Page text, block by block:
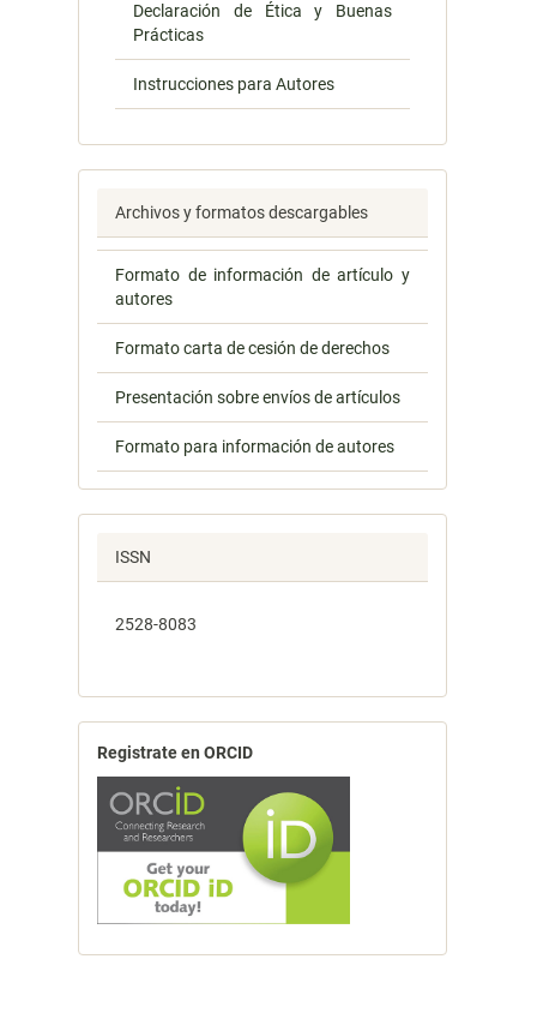
Declaración de Ética y Buenas
Prácticas
Instrucciones para Autores
Archivos y formatos descargables
Formato de información de artículo y
autores
Formato carta de cesión de derechos
Presentación sobre envíos de artículos
Formato para información de autores
ISSN
2528-8083
Registrate en ORCID